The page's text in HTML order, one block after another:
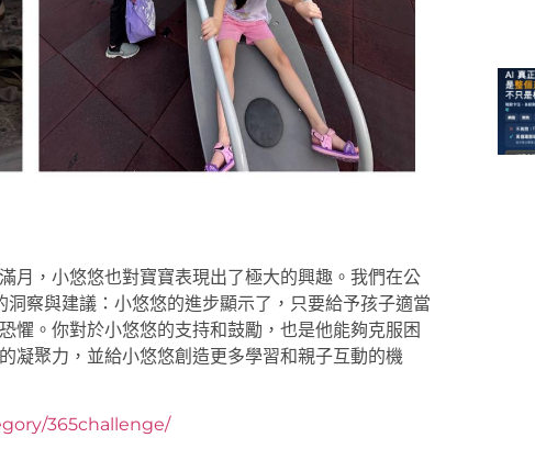
月，小悠悠也對寶寶表現出了極大的興趣。我們在公
察與建議：小悠悠的進步顯示了，只要給予孩子適當
懼。你對於小悠悠的支持和鼓勵，也是他能夠克服困
凝聚力，並給小悠悠創造更多學習和親子互動的機
365challenge/